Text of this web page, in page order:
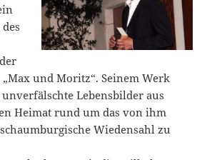
und Moritz“. Seinem Werk
Lebensbilder aus
Heimat rund um das von ihm
Wiedensahl zu